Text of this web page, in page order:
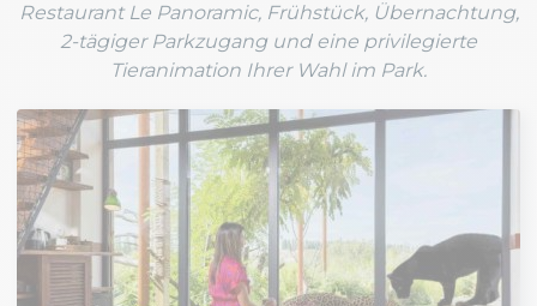
Restaurant Le Panoramic, Frühstück, Übernachtung,
2-tägiger Parkzugang und eine privilegierte
Tieranimation Ihrer Wahl im Park.